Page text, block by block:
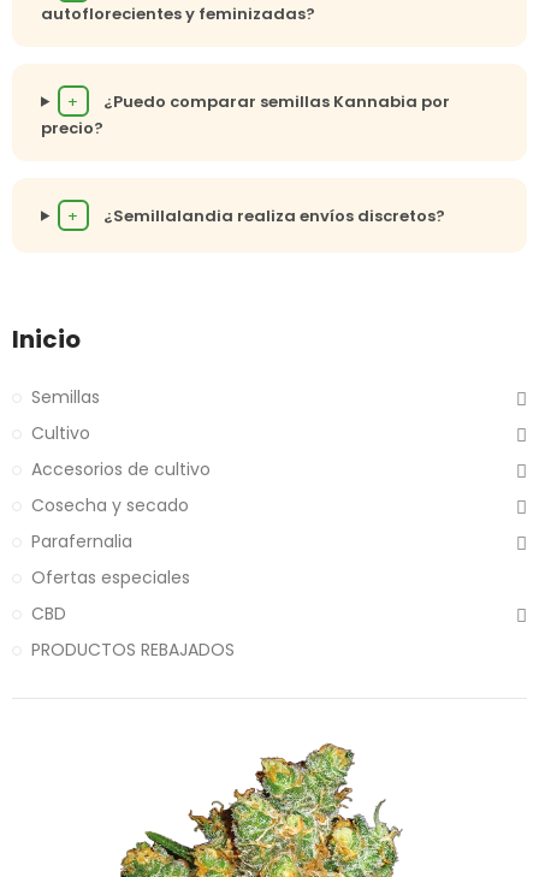
autoflorecientes y feminizadas?
+
¿Puedo comparar semillas Kannabia por
precio?
+ ¿Semillalandia realiza envíos discretos?
Inicio
Semillas
Cultivo
Accesorios de cultivo
Cosecha y secado
Parafernalia
Ofertas especiales
CBD
PRODUCTOS REBAJADOS